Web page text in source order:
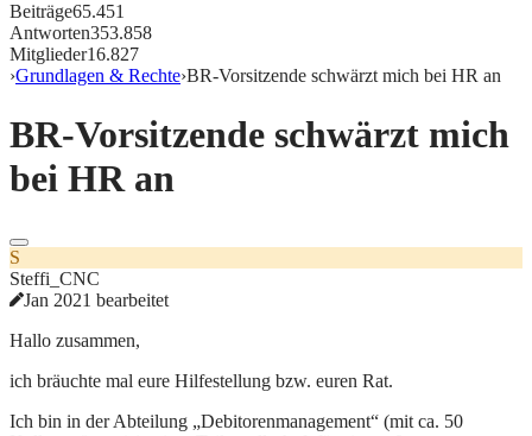
Beiträge65.451
Antworten353.858
Mitglieder16.827
›Grundlagen & Rechte›BR-Vorsitzende schwärzt mich bei HR an
BR-Vorsitzende schwärzt mich
bei HR an
S
Steffi_CNC
Jan 2021 bearbeitet
Hallo zusammen,
ich bräuchte mal eure Hilfestellung bzw. euren Rat.
Ich bin in der Abteilung „Debitorenmanagement“ (mit ca. 50